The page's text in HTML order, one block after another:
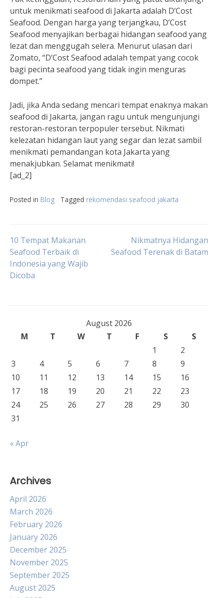
untuk menikmati seafood di Jakarta adalah D’Cost
Seafood. Dengan harga yang terjangkau, D’Cost
Seafood menyajikan berbagai hidangan seafood yang
lezat dan menggugah selera. Menurut ulasan dari
Zomato, “D’Cost Seafood adalah tempat yang cocok
bagi pecinta seafood yang tidak ingin menguras
dompet.”
Jadi, jika Anda sedang mencari tempat enaknya makan
seafood di Jakarta, jangan ragu untuk mengunjungi
restoran-restoran terpopuler tersebut. Nikmati
kelezatan hidangan laut yang segar dan lezat sambil
menikmati pemandangan kota Jakarta yang
menakjubkan. Selamat menikmati!
[ad_2]
Posted in Blog Tagged rekomendasi seafood jakarta
Post
navigation
10 Tempat Makanan
Seafood Terbaik di
Indonesia yang Wajib
Dicoba
Nikmatnya Hidangan
Seafood Terenak di Batam
August 2026
M
T W T F S
S
1
2
3
4 5 6 7 8
9
10
11 12 13 14 15
16
17
18 19 20 21 22
23
24
25 26 27 28 29
30
31
« Apr
Archives
April 2026
March 2026
February 2026
January 2026
December 2025
November 2025
September 2025
August 2025